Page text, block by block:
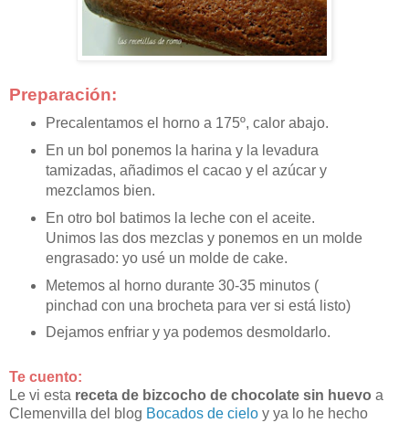
Preparación:
Precalentamos el horno a 175º, calor abajo.
En un bol ponemos la harina y la levadura
tamizadas, añadimos el cacao y el azúcar y
mezclamos bien.
En otro bol batimos la leche con el aceite.
Unimos las dos mezclas y ponemos en un molde
engrasado: yo usé un molde de cake.
Metemos al horno durante 30-35 minutos (
pinchad con una brocheta para ver si está listo)
Dejamos enfriar y ya podemos desmoldarlo.
Te cuento:
Le vi esta receta de bizcocho de chocolate sin huevo a
Clemenvilla del blog Bocados de cielo y ya lo he hecho